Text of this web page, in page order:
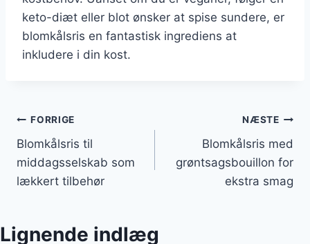
keto-diæt eller blot ønsker at spise sundere, er
blomkålsris en fantastisk ingrediens at
inkludere i din kost.
Indlægsnavigation
FORRIGE
Blomkålsris til
middagsselskab som
lækkert tilbehør
NÆSTE
Blomkålsris med
grøntsagsbouillon for
ekstra smag
Lignende indlæg